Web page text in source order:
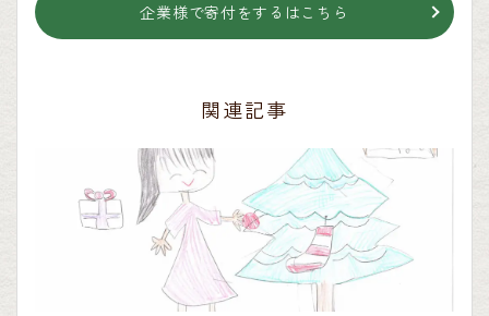
企業様で寄付をするはこちら
関連記事